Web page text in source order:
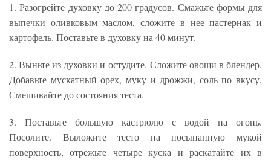
1. Разогрейте духовку до 200 градусов. Смажьте формы для
выпечки оливковым маслом, сложите в нее пастернак и
картофель. Поставьте в духовку на 40 минут.
2. Выньте из духовки и остудите. Сложите овощи в блендер.
Добавьте мускатный орех, муку и дрожжи, соль по вкусу.
Смешивайте до состояния теста.
3. Поставьте большую кастрюлю с водой на огонь.
Посолите. Выложите тесто на посыпанную мукой
поверхность, отрежьте четыре куска и раскатайте их в